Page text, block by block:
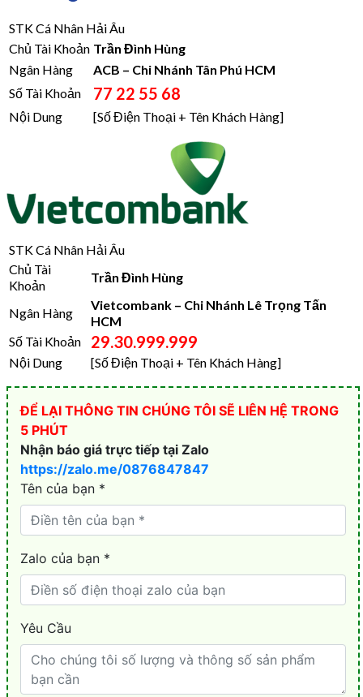
STK Cá Nhân Hải Âu
Chủ Tài Khoản Trần Đình Hùng
Ngân Hàng
ACB – Chi Nhánh Tân Phú HCM
Số Tài Khoản
77 22 55 68
Nội Dung [Số Điện Thoại + Tên Khách Hàng]
STK Cá Nhân Hải Âu
Chủ Tài
Khoản
Trần Đình Hùng
Ngân Hàng
Vietcombank – Chi Nhánh Lê Trọng Tấn
HCM
Số Tài Khoản
29.30.999.999
Nội Dung [Số Điện Thoại + Tên Khách Hàng]